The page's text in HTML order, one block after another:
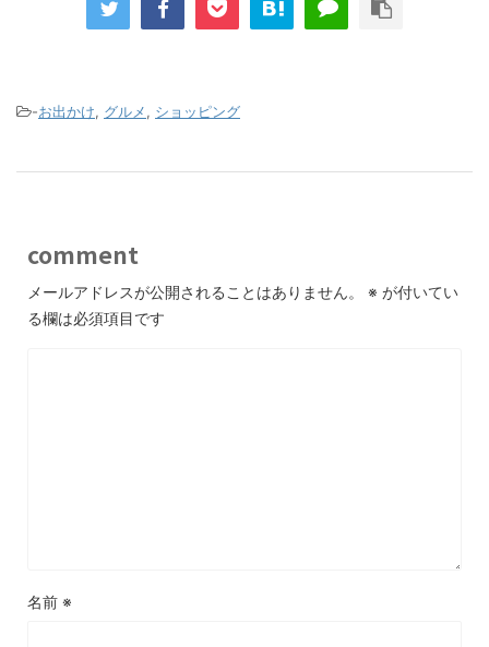
-お出かけ, グルメ, ショッピング
comment
メールアドレスが公開されることはありません。 ※ が付いてい
る欄は必須項目です
名前 ※